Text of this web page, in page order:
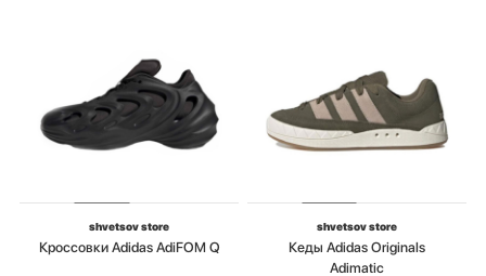
shvetsov store
Кроссовки Adidas AdiFOM Q
shvetsov store
Кеды Adidas Originals
Adimatic